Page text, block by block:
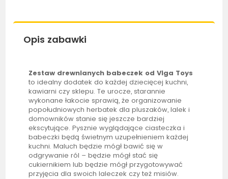
Opis zabawki
Zestaw drewnianych babeczek od Viga Toys
to idealny dodatek do każdej dziecięcej kuchni,
kawiarni czy sklepu. Te urocze, starannie
wykonane łakocie sprawią, że organizowanie
popołudniowych herbatek dla pluszaków, lalek i
domowników stanie się jeszcze bardziej
ekscytujące. Pysznie wyglądające ciasteczka i
babeczki będą świetnym uzupełnieniem każdej
kuchni. Maluch będzie mógł bawić się w
odgrywanie ról – będzie mógł stać się
cukiernikiem lub będzie mógł przygotowywać
przyjęcia dla swoich laleczek czy też misiów.